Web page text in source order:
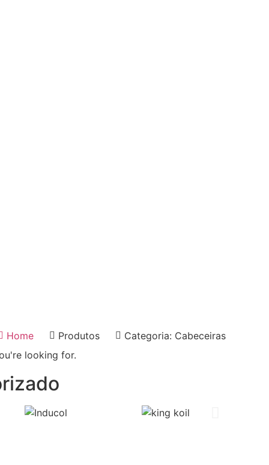
Home Produtos
Categoria: Cabeceiras
looking for.